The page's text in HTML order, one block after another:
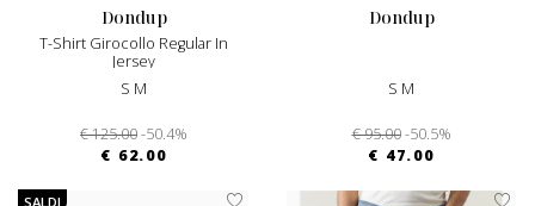
dondup
T-Shirt Girocollo Regular In
Jersey
S M
€ 125.00-50.4%
€ 62.00
dondup
S M
€ 95.00 -50.5%
€ 47.00
SALDI